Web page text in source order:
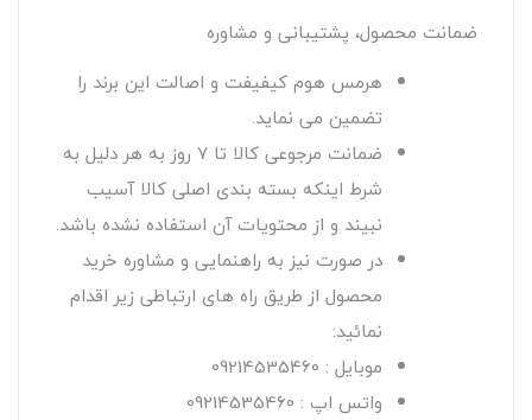
ضمانت محصول، پشتیبانی و مشاوره
هرمس هوم کیفیفت و اصالت این برند را
تضمین می نماید.
ضمانت مرجوعی کالا تا 7 روز به هر دلیل به
شرط اینکه بسته بندی اصلی کالا آسیب
نبیند و از محتویات آن استفاده نشده باشد.
در صورت نیز به راهنمایی و مشاوره خرید
محصول از طریق راه های ارتباطی زیر اقدام
نمائید:
موبایل : 09214535460
واتس اپ : 09214535460